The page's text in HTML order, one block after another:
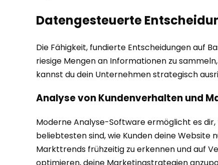
Datengesteuerte
Die Fähigkeit, fundierte Entscheidungen auf
riesige Mengen an Informationen zu
kannst du dein Unternehmen strategisch
Analyse von Kundenverhalten und
Moderne Analyse-Software ermöglicht es
beliebtesten sind, wie Kunden deine
Markttrends frühzeitig zu erkennen und auf